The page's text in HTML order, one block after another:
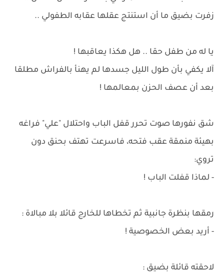
زفرت بضيق ما أن استنتج عقلها عقابه الطفولي ..
يا له من طفل حقا .. هل هكذا يعاقبها !
آلا يكفي بأن طول الليل جسدها لم يهنأ بالفراش مطلقا
بعد أن عصف الحزن بمعالمها !
شق نفورها صوت تحرر قفل الباب واحتلال "علي" فراغه
بهيئة منمقة عقب فتحه، فاسرعت تهتف بحنق دون
تروي:
- لماذا قفلت الباب !
رمقها بنظرة جانبية ثم تخطاها للخارج قائلا بلا مبالاة :
- أريد بعض الخصوصية !
لاحقته قائلة بضيق :